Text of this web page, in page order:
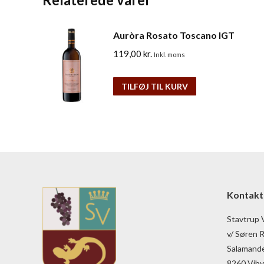
Auròra Rosato Toscano IGT
119,00 kr. Inkl. moms
TILFØJ TIL KURV
Kontakt
Stavtrup
v/ Søren